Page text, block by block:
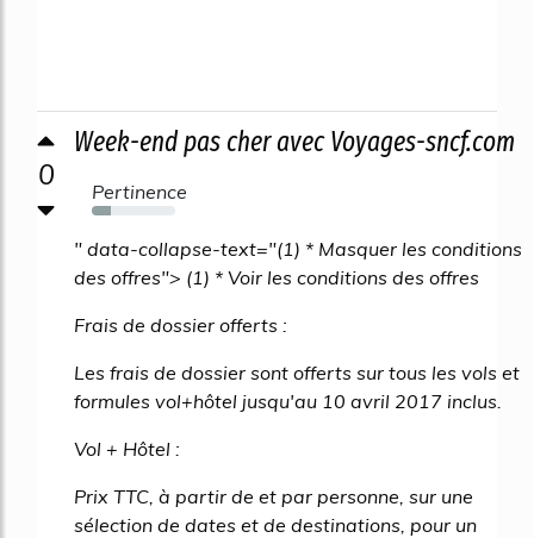
0
Week-end pas cher avec Voyages-sncf.com
Pertinence
23%
" data-collapse-text="(1) * Masquer les conditions
des offres"> (1) * Voir les conditions des offres
Frais de dossier offerts :
Les frais de dossier sont offerts sur tous les vols et
formules vol+hôtel jusqu'au 10 avril 2017 inclus.
Vol + Hôtel :
Prix TTC, à partir de et par personne, sur une
sélection de dates et de destinations, pour un